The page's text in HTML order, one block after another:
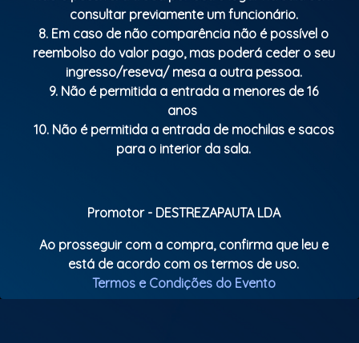
consultar previamente um funcionário.
8. Em caso de não comparência não é possível o
reembolso do valor pago, mas poderá ceder o seu
ingresso/reseva/ mesa a outra pessoa.
9. Não é permitida a entrada a menores de 16
anos
10. Não é permitida a entrada de mochilas e sacos
para o interior da sala.
Promotor - DESTREZAPAUTA LDA
Ao prosseguir com a compra, confirma que leu e
está de acordo com os termos de uso.
Termos e Condições do Evento